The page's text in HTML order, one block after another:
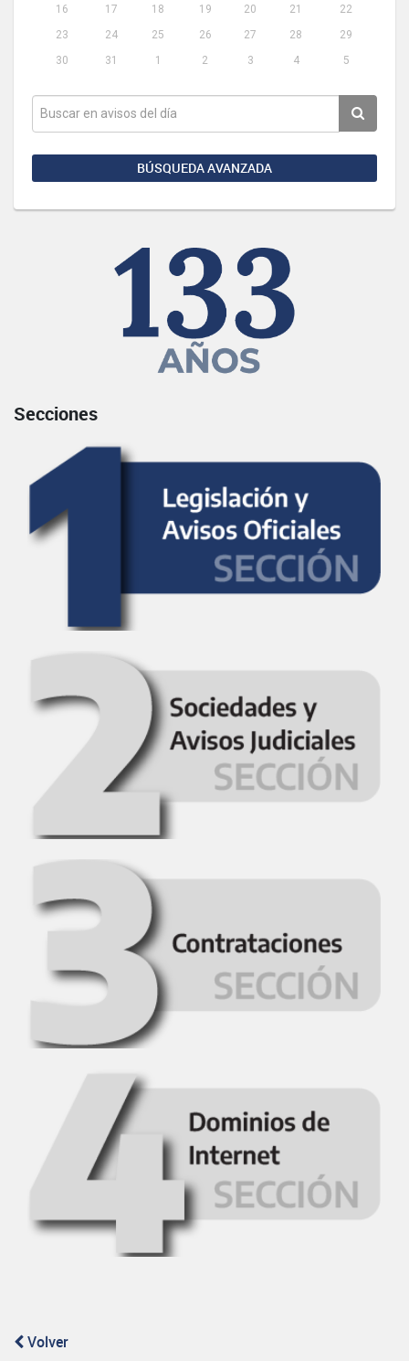
16
17 18 19 20 21
22
23
24 25 26 27 28
29
30
31 1 2 3 4 5
BÚSQUEDA AVANZADA
Secciones
Volver